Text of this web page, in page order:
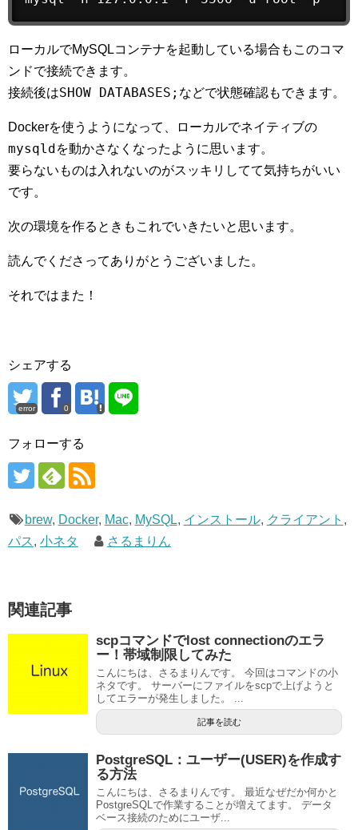
ローカルでMySQLコンテナを起動している場合もこのコマ
ンドで接続できます。
接続後はSHOW DATABASES; などで状態確認もできます。
Dockerを使うようになって、ローカルでネイティブの
mysqldを動かさなくなったように思います。
要らないものは入れないのがスッキリしてて気持ちがいい
です。
次の環境を作るときもこれでいきたいと思います。
読んでくださってありがとうございました。
それではまた！
シェアする
error 0
フォローする
brew, Docker, Mac, MySQL, インストール, クライアント ,
パス, 小ネタ さるまりん
関連記事
scpコマンドでlost connectionのエラ
ー！帯域制限してみた
こんにちは、さるまりんです。 今回はコマンドの小
ネタです。 サーバーにファイルをscpで上げようと
してエラーが発生しました。 ...
記事を読む
PostgreSQL：ユーザー(USER)を作成す
る方法
こんにちは、さるまりんです。 最近なぜだか何かと
PostgreSQLで作業することが増えてます。 データ
ベース接続のためにユーザ...